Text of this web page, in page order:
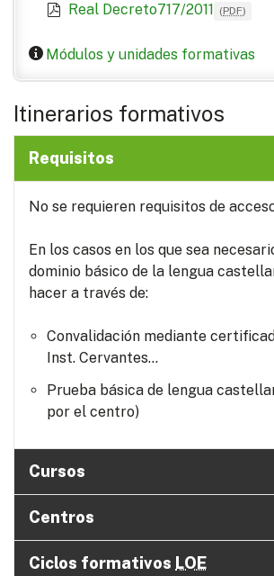
Real Decreto717/2011 (PDF)
Módulos y unidades formativas
Itinerarios formativos
Requisitos
No se requieren requisitos de
En los casos en los que sea
dominio básico de la lengua
hacer a través de:
Convalidación mediante
Inst. Cervantes...
Prueba básica de lengua
por el centro)
Cursos
Centros
Ciclos formativos LOE